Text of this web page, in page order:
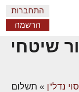
התחברות
הרשמה
שיטחי
נדל"ן » תשלום